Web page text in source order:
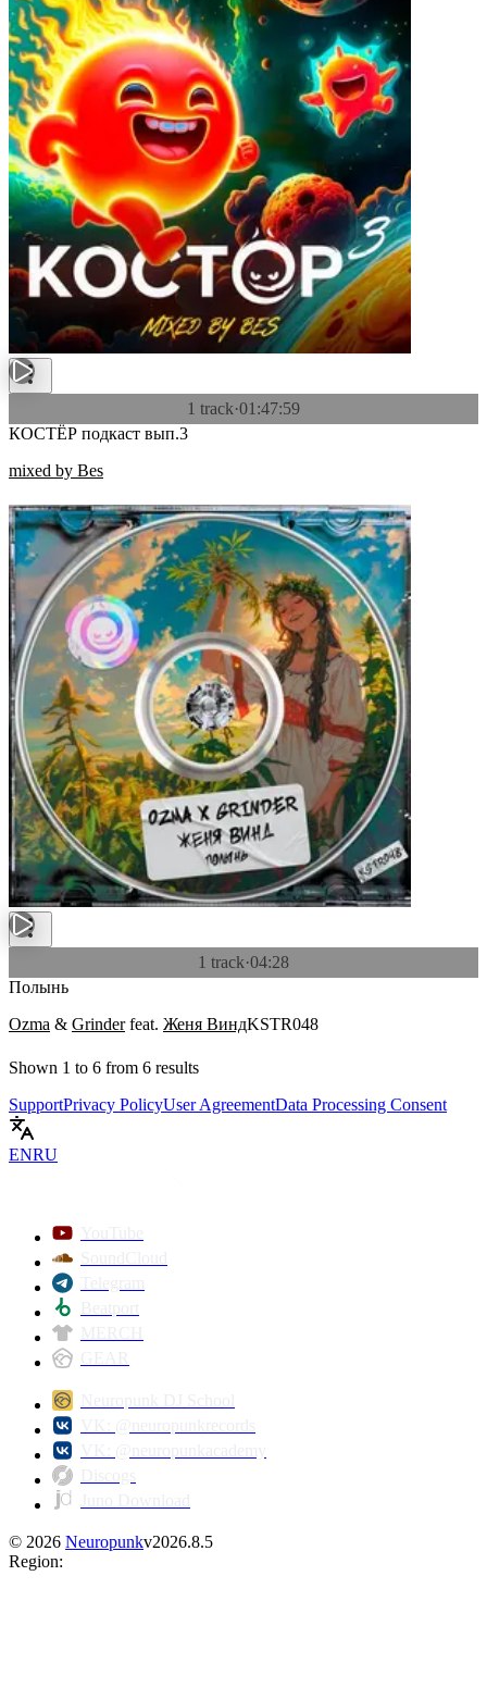
1 track·01:47:59
КОСТЁР подкаст вып.3
mixed by Bes
1 track·04:28
Полынь
Ozma & Grinderfeat. Женя ВиндKSTR048
Shown 1 to 6 from 6 results
SupportPrivacy PolicyUser AgreementData Processing Consent
ENRU
© 2026 Neuropunkv2026.8.5
Region: